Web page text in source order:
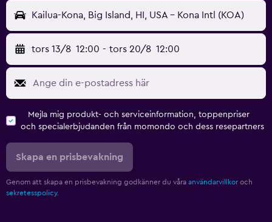
Kailua-Kona, Big Island, HI, USA - Kona Intl (KOA)
tors 13/8 12:00 - tors 20/8 12:00
Mejla mig produkt- och serviceinformation, toppenpriser
och specialerbjudanden från momondo och dess resepartners
Skapa en prisbevakning
Genom att skapa en prisbevakning godkänner du våra användarvillkor och
sekretesspolicy.